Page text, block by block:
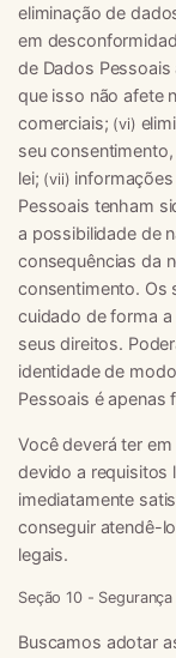
eliminação de
em
de Dados
que isso não afete
comerciais; (vi)
seu
lei; (vii)
Pessoais tenham
a possibilidade de
consequências da
consentimento. Os
cuidado de forma
seus direitos.
identidade de
Pessoais é apenas
Você deverá ter
devido a requisitos
imediatamente
conseguir atendê-
legais.
Seção 10 -
Buscamos adotar